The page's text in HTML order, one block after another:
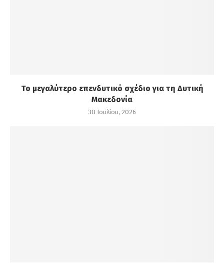
Το μεγαλύτερο επενδυτικό σχέδιο για τη Δυτική
Μακεδονία
30 Ιουλίου, 2026